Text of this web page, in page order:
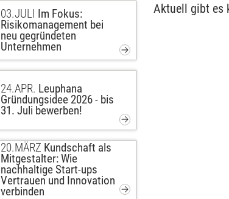
03.JULI Im Fokus:
Risikomanagement bei
neu gegründeten
Unternehmen
24.APR. Leuphana
Gründungsidee 2026 - bis
31. Juli bewerben!
20.MÄRZ Kundschaft als
Mitgestalter: Wie
nachhaltige Start-ups
Vertrauen und Innovation
verbinden
Aktuell gibt es